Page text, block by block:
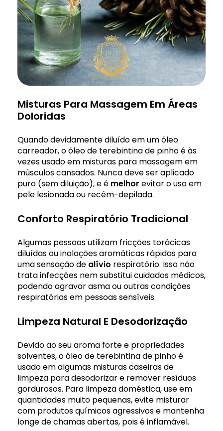
Misturas Para Massagem Em Áreas
Doloridas
Quando devidamente diluído em um óleo
carreador, o óleo de terebintina de pinho é às
vezes usado em misturas para massagem em
músculos cansados. Nunca deve ser aplicado
puro (sem diluição), e é melhor evitar o uso em
pele lesionada ou recém-depilada.
Conforto Respiratório Tradicional
Algumas pessoas utilizam fricções torácicas
diluídas ou inalações aromáticas rápidas para
uma sensação de alívio respiratório. Isso não
trata infecções nem substitui cuidados médicos,
podendo agravar asma ou outras condições
respiratórias em pessoas sensíveis.
Limpeza Natural E Desodorização
Devido ao seu aroma forte e propriedades
solventes, o óleo de terebintina de pinho é
usado em algumas misturas caseiras de
limpeza para desodorizar e remover resíduos
gordurosos. Para limpeza doméstica, use em
quantidades muito pequenas, evite misturar
com produtos químicos agressivos e mantenha
longe de chamas abertas, pois é inflamável.